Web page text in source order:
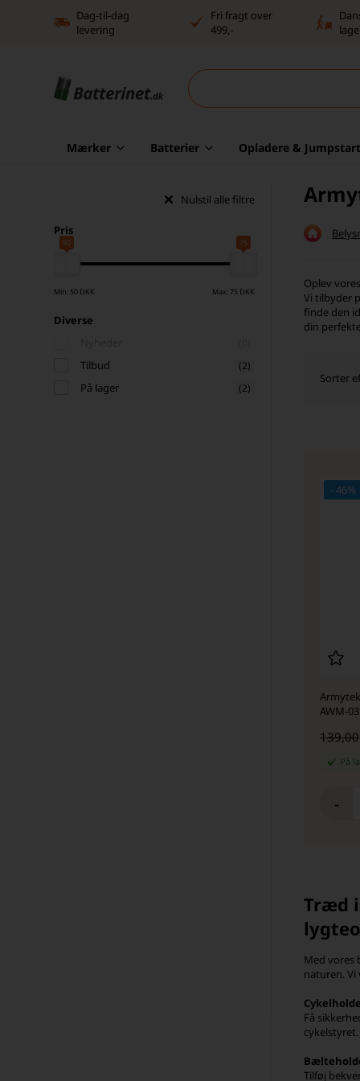
Dag-til-dag
levering
Fri fragt over
499,-
Mærker Batterier Opladere &
Nulstil alle filtre
Pris
50 75
Min: 50 DKK Max: 75 DKK
Diverse
Tilbud (2)
På lager (2)
Oplev
Vi tilbyder
finde den
din
Sorter
- 46%
AWM-03
139,00
På
-
Træd
Med vores
naturen.
Få
Tilføj